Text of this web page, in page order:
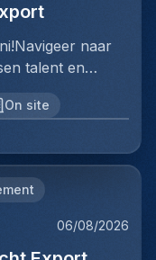
naar
talent en
de
in diverse
streven
centraal;
op keer.Voor
On site
06/08/2026